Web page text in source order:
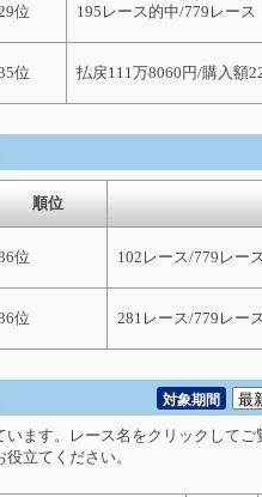
位 195レース的中/779レース
位 払戻111万8060円/購入額
順位
位 102レース/779レー
位 281レース/779レー
対象期間
ます。レース名をクリックして
立てください。